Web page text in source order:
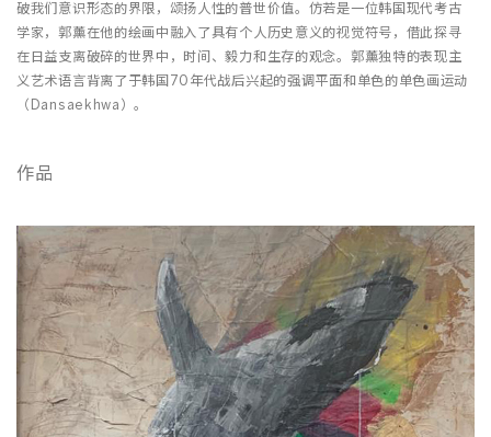
破我们意识形态的界限，颂扬人性的普世价值。仿若是一位韩国现代考古
学家，郭薰在他的绘画中融入了具有个人历史意义的视觉符号，借此探寻
在日益支离破碎的世界中，时间、毅力和生存的观念。郭薰独特的表现主
义艺术语言背离了于韩国70年代战后兴起的强调平面和单色的单色画运动
（Dansaekhwa）。
作品